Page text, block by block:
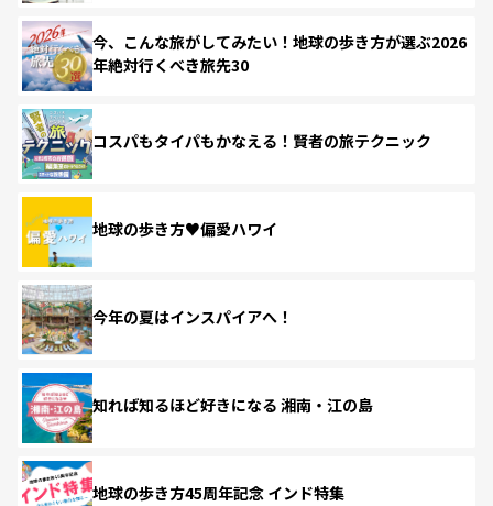
今、こんな旅がしてみたい！地球の歩き方が選ぶ2026
年絶対行くべき旅先30
コスパもタイパもかなえる！賢者の旅テクニック
地球の歩き方♥偏愛ハワイ
今年の夏はインスパイアへ！
知れば知るほど好きになる 湘南・江の島
地球の歩き方45周年記念 インド特集